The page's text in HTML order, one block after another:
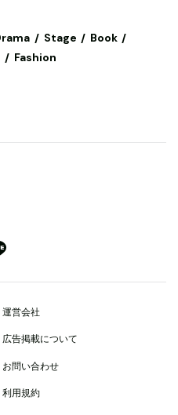
Stage
Book
Fashion
運営会社
広告掲載について
お問い合わせ
利用規約